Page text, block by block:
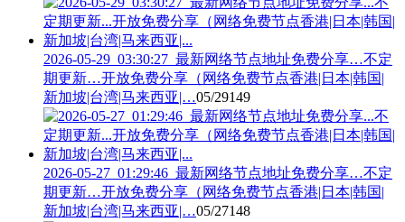
2026-05-29_03:30:27_最新网络节点地址免费分享…不定
期更新…开放免费分享（网络免费节点香港|日本|韩国|
新加坡|台湾|马来西亚|…05/29149
2026-05-27_01:29:46_最新网络节点地址免费分享…不定
期更新…开放免费分享（网络免费节点香港|日本|韩国|
新加坡|台湾|马来西亚|…05/27148